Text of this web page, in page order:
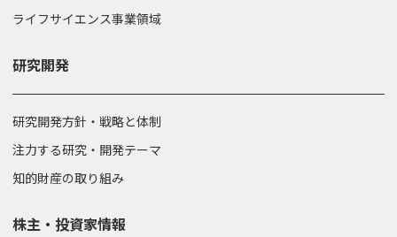
ライフサイエンス事業領域
研究開発
研究開発方針・戦略と体制
注力する研究・開発テーマ
知的財産の取り組み
株主・投資家情報